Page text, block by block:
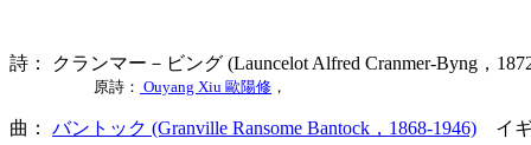
詩： クランマー－ビング (Launcelot Alfred Cranmer-Byng，
原詩： Ouyang Xiu 歐陽修 ，
曲： バントック (Granville Ransome Bantock，1868-1946) イ